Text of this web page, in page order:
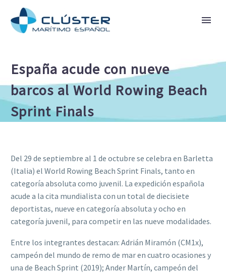
España acude con nueve
barcos al World Rowing Beach
Sprint Finals
Del 29 de septiembre al 1 de octubre se celebra en Barletta
(Italia) el World Rowing Beach Sprint Finals, tanto en
categoría absoluta como juvenil. La expedición española
acude a la cita mundialista con un total de diecisiete
deportistas, nueve en categoría absoluta y ocho en
categoría juvenil, para competir en las nueve modalidades.
Entre los integrantes destacan: Adrián Miramón (CM1x),
campeón del mundo de remo de mar en cuatro ocasiones y
una de Beach Sprint (2019); Ander Martín, campeón del